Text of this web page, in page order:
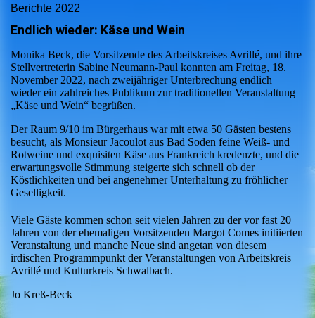
Berichte 2022
Endlich wieder: Käse und Wein
Monika Beck, die Vorsitzende des Arbeitskreises Avrillé, und ihre
Stellvertreterin Sabine Neumann-Paul konnten am Freitag, 18.
November 2022, nach zweijähriger Unterbrechung endlich
wieder ein zahlreiches Publikum zur traditionellen Veranstaltung
„Käse und Wein“ begrüßen.
Der Raum 9/10 im Bürgerhaus war mit etwa 50 Gästen bestens
besucht, als Monsieur Jacoulot aus Bad Soden feine Weiß- und
Rotweine und exquisiten Käse aus Frankreich kredenzte, und die
erwartungsvolle Stimmung steigerte sich schnell ob der
Köstlichkeiten und bei angenehmer Unterhaltung zu fröhlicher
Geselligkeit.
Viele Gäste kommen schon seit vielen Jahren zu der vor fast 20
Jahren von der ehemaligen Vorsitzenden Margot Comes initiierten
Veranstaltung und manche Neue sind angetan von diesem
irdischen Programmpunkt der Veranstaltungen von Arbeitskreis
Avrillé und Kulturkreis Schwalbach.
Jo Kreß-Beck